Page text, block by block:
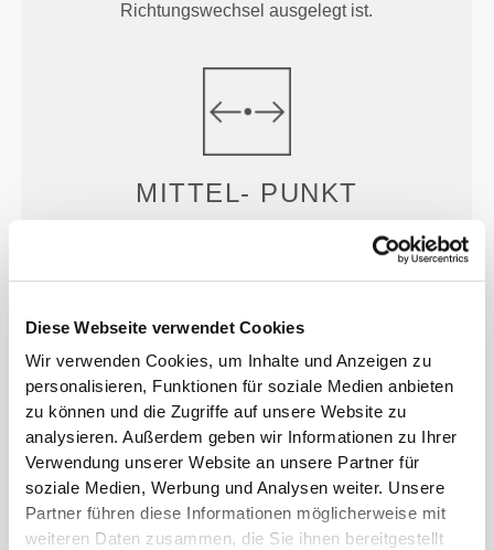
Diese Webseite verwendet Cookies
Wir verwenden Cookies, um Inhalte und Anzeigen zu
personalisieren, Funktionen für soziale Medien anbieten
zu können und die Zugriffe auf unsere Website zu
analysieren. Außerdem geben wir Informationen zu Ihrer
Verwendung unserer Website an unsere Partner für
soziale Medien, Werbung und Analysen weiter. Unsere
Partner führen diese Informationen möglicherweise mit
weiteren Daten zusammen, die Sie ihnen bereitgestellt
Richtungswechsel ausgelegt ist.
MITTEL- PUNKT
Etwas höher geschnitten als unser normaler Bund
für zusätzlichen Komfort und etwas mehr
Abdeckung.
TASCHE
Elegante und unauffällige Tasche zum Transport
deiner wichtigsten Dinge. Perfekt für ein Workout,